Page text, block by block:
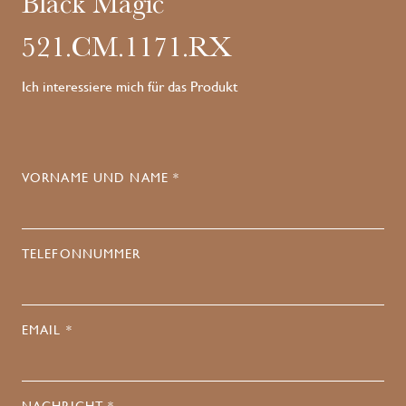
521.CM.1171.RX
Ich interessiere mich für das Produkt
VORNAME UND NAME *
TELEFONNUMMER
EMAIL *